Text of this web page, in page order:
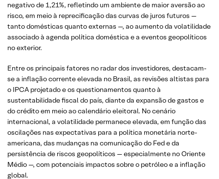
negativo de 1,21%, refletindo um ambiente de maior aversão ao
risco, em meio à reprecificação das curvas de juros futuros —
tanto domésticas quanto externas —, ao aumento da volatilidade
associado à agenda política doméstica e a eventos geopolíticos
no exterior.
Entre os principais fatores no radar dos investidores, destacam-
se a inflação corrente elevada no Brasil, as revisões altistas para
o IPCA projetado e os questionamentos quanto à
sustentabilidade fiscal do país, diante da expansão de gastos e
do crédito em meio ao calendário eleitoral. No cenário
internacional, a volatilidade permanece elevada, em função das
oscilações nas expectativas para a política monetária norte-
americana, das mudanças na comunicação do Fed e da
persistência de riscos geopolíticos — especialmente no Oriente
Médio —, com potenciais impactos sobre o petróleo e a inflação
global.